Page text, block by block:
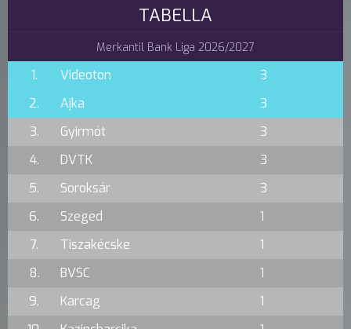
TABELLA
Merkantil Bank Liga 2026/2027
1. Videoton
3
2.
Ajka
3
3.
Gyirmót
3
4.
DVTK
3
5.
Soroksár
3
6.
Szeged
1
7.
Tiszakécske
1
8.
BVSC
1
9.
Karcag
1